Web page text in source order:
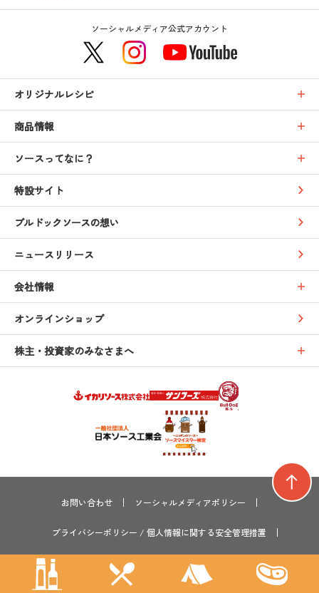
ソーシャルメディア公式アカウント
オリジナルレシピ
商品情報
ソースってなに？
特設サイト
ブルドックソースの想い
ニュースリリース
会社情報
オンラインショップ
株主・投資家のみなさまへ
お問い合わせ ソーシャルメディアポリシー
プライバシーポリシー / 個人情報に関する安全管理措置
サイトマップ サステナビリティ